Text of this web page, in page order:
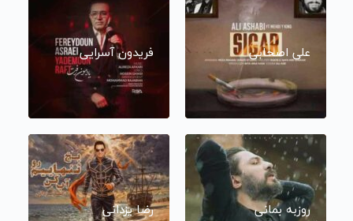
علی اصحابی فریدون آسرایی
روزبه بمانی رضا یزدانی